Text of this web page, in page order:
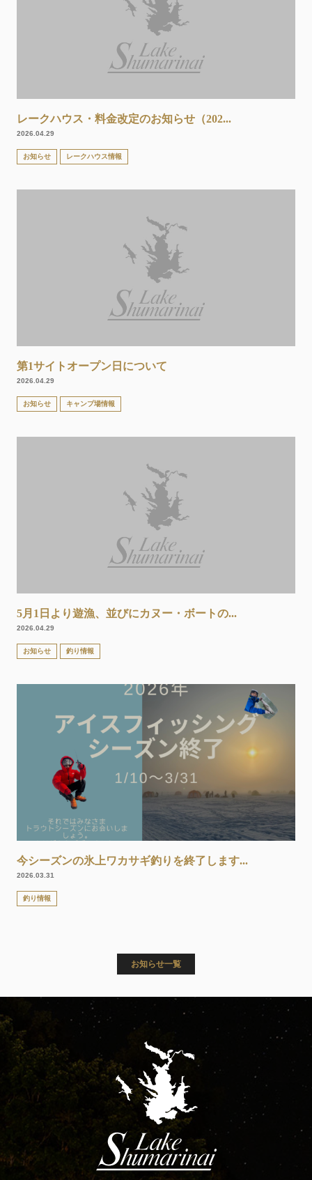
レークハウス・料金改定のお知らせ（202...
2026.04.29
お知らせ レークハウス情報
第1サイトオープン日について
2026.04.29
お知らせ キャンプ場情報
5月1日より遊漁、並びにカヌー・ボートの...
2026.04.29
お知らせ 釣り情報
今シーズンの氷上ワカサギ釣りを終了します...
2026.03.31
釣り情報
お知らせ一覧